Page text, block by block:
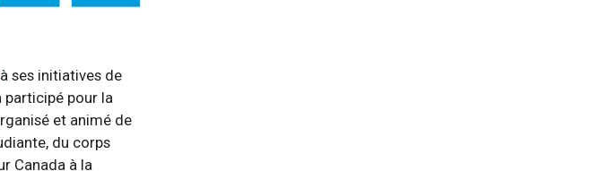
à ses initiatives de
participé pour la
et animé de
du corps
Canada à la